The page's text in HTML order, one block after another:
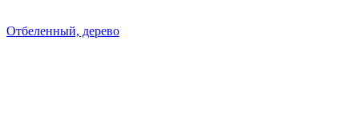
Отбеленный, дерево